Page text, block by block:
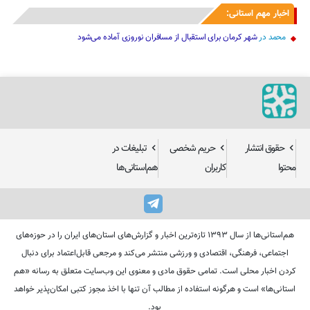
اخبار مهم استانی:
محمد درشهر کرمان برای استقبال از مسافران نوروزی آماده می‌شود
حقوق انتشار
محتوا
حریم شخصی
کاربران
تبلیغات در
هم‌استانی‌ها
هم‌استانی‌ها از سال ۱۳۹۳ تازه‌ترین اخبار و گزارش‌های استان‌های ایران را در حوزه‌های
اجتماعی، فرهنگی، اقتصادی و ورزشی منتشر می‌کند و مرجعی قابل‌اعتماد برای دنبال
کردن اخبار محلی است. تمامی حقوق مادی و معنوی این وب‌سایت متعلق به رسانه «هم
استانی‌ها» است و هرگونه استفاده از مطالب آن تنها با اخذ مجوز کتبی امکان‌پذیر خواهد
بود.